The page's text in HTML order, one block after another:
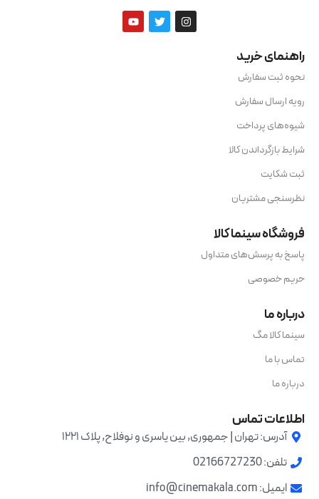
راهنمای خرید
نحوه ثبت سفارش
رویه ارسال سفارش
شیوه‌های پرداخت
شرایط بازگرداندن کالا
ثبت شکایت
نظرسنجی مشتریان
فروشگاه سینما کالا
پاسخ به پرسش‌های متداول
حریم خصوصی
درباره ما
سینما کالا مگ
تماس با ما
درباره ما
اطلاعات تماس
آدرس: تهران | جمهوری, بین یاسری و نوفلاح, پلاک ۱۲۲۱
تلفن: 02166727230
ایمیل: info@cinemakala.com